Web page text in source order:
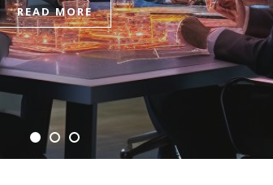
READ MORE
READ MORE